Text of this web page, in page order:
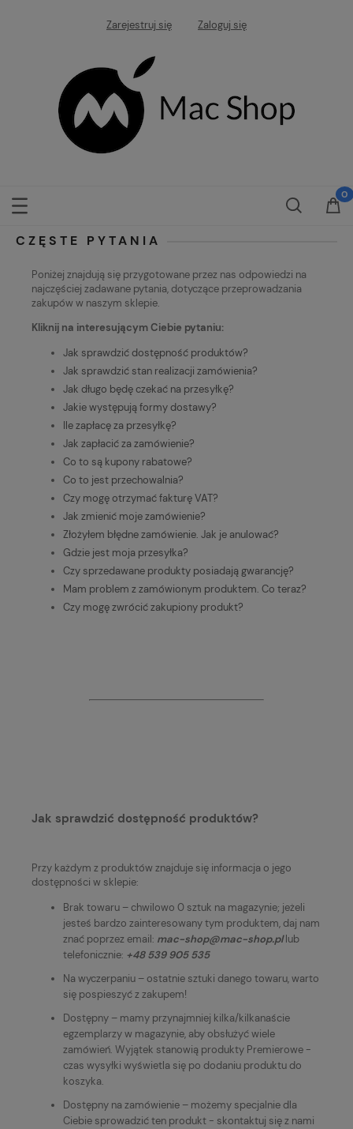
Zarejestruj się Zaloguj się
CZĘSTE PYTANIA
Poniżej znajdują się przygotowane przez nas odpowiedzi na
najczęściej zadawane pytania, dotyczące przeprowadzania
zakupów w naszym sklepie.
Kliknij na interesującym Ciebie pytaniu:
Jak sprawdzić dostępność produktów?
Jak sprawdzić stan realizacji zamówienia?
Jak długo będę czekać na przesyłkę?
Jakie występują formy dostawy?
Ile zapłacę za przesyłkę?
Jak zapłacić za zamówienie?
Co to są kupony rabatowe?
Co to jest przechowalnia?
Czy mogę otrzymać fakturę VAT?
Jak zmienić moje zamówienie?
Złożyłem błędne zamówienie. Jak je anulować?
Gdzie jest moja przesyłka?
Czy sprzedawane produkty posiadają gwarancję?
Mam problem z zamówionym produktem. Co teraz?
Czy mogę zwrócić zakupiony produkt?
Jak sprawdzić dostępność produktów?
Przy każdym z produktów znajduje się informacja o jego
dostępności w sklepie:
Brak towaru – chwilowo 0 sztuk na magazynie; jeżeli
jesteś bardzo zainteresowany tym produktem, daj nam
znać poprzez email: mac-shop@mac-shop.pllub
telefonicznie: +48 539 905 535
Na wyczerpaniu – ostatnie sztuki danego towaru, warto
się pospieszyć z zakupem!
Dostępny – mamy przynajmniej kilka/kilkanaście
egzemplarzy w magazynie, aby obsłużyć wiele
zamówień. Wyjątek stanowią produkty Premierowe -
czas wysyłki wyświetla się po dodaniu produktu do
koszyka.
Dostępny na zamówienie – możemy specjalnie dla
Ciebie sprowadzić ten produkt - skontaktuj się z nami